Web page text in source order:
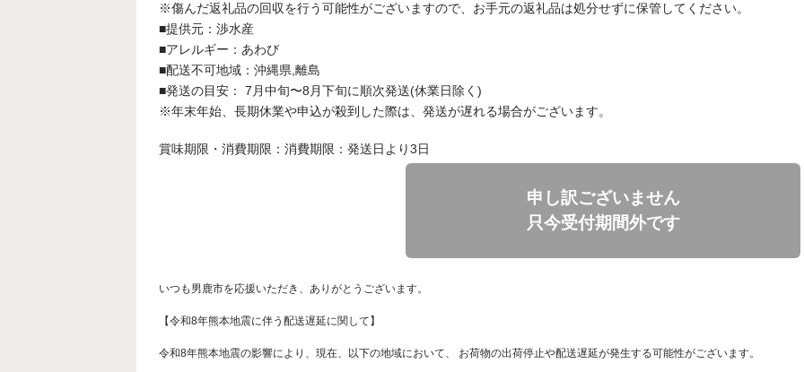
※傷んだ返礼品の回収を行う可能性がございますので、お手元の返礼品は処分せずに保管してください。
■提供元：渉水産
■アレルギー：あわび
■配送不可地域：沖縄県,離島
■発送の目安： 7月中旬〜8月下旬に順次発送(休業日除く)
※年末年始、長期休業や申込が殺到した際は、発送が遅れる場合がございます。
賞味期限・消費期限：消費期限：発送日より3日
申し訳ございません
只今受付期間外です
いつも男鹿市を応援いただき、ありがとうございます。
【令和8年熊本地震に伴う配送遅延に関して】
令和8年熊本地震の影響により、現在、以下の地域において、 お荷物の出荷停止や配送遅延が発生する可能性がございます。